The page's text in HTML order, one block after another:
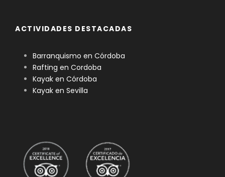
ACTIVIDADES DESTACADAS
Barranquismo en Córdoba
Rafting en Cordoba
Kayak en Córdoba
Kayak en Sevilla